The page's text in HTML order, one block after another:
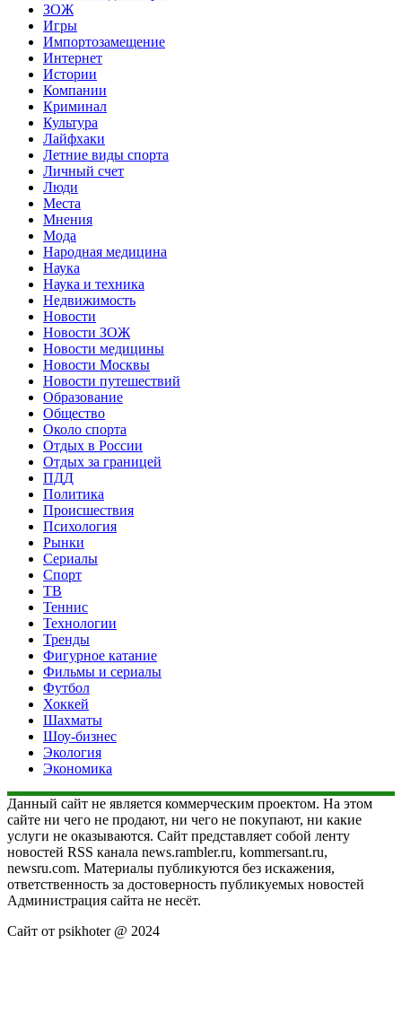
ЗОЖ
Игры
Импортозамещение
Интернет
Истории
Компании
Криминал
Культура
Лайфхаки
Летние виды спорта
Личный счет
Люди
Места
Мнения
Мода
Народная медицина
Наука
Наука и техника
Недвижимость
Новости
Новости ЗОЖ
Новости медицины
Новости Москвы
Новости путешествий
Образование
Общество
Около спорта
Отдых в России
Отдых за границей
ПДД
Политика
Происшествия
Психология
Рынки
Сериалы
Спорт
ТВ
Теннис
Технологии
Тренды
Фигурное катание
Фильмы и сериалы
Футбол
Хоккей
Шахматы
Шоу-бизнес
Экология
Экономика
Данный сайт не является коммерческим проектом. На этом
сайте ни чего не продают, ни чего не покупают, ни какие
услуги не оказываются. Сайт представляет собой ленту
новостей RSS канала news.rambler.ru, kommersant.ru,
newsru.com. Материалы публикуются без искажения,
ответственность за достоверность публикуемых новостей
Администрация сайта не несёт.
Сайт от psikhoter @ 2024